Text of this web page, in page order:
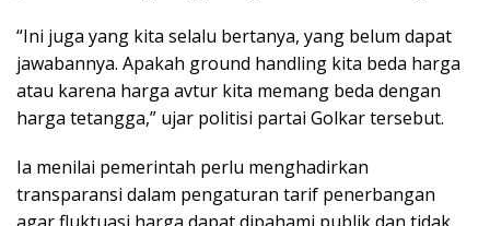
“Ini juga yang kita selalu bertanya, yang belum dapat
jawabannya. Apakah ground handling kita beda harga
atau karena harga avtur kita memang beda dengan
harga tetangga,” ujar politisi partai Golkar tersebut.
Ia menilai pemerintah perlu menghadirkan
transparansi dalam pengaturan tarif penerbangan